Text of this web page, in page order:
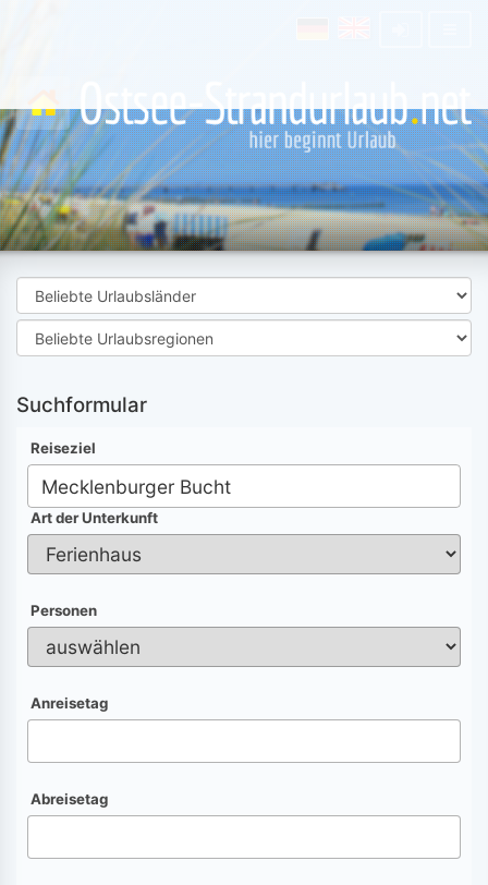
Suchformular
Reiseziel
Art der Unterkunft
Personen
Anreisetag
Abreisetag